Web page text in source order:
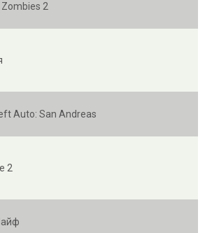
Zombies 2
Auto: San Andreas
2